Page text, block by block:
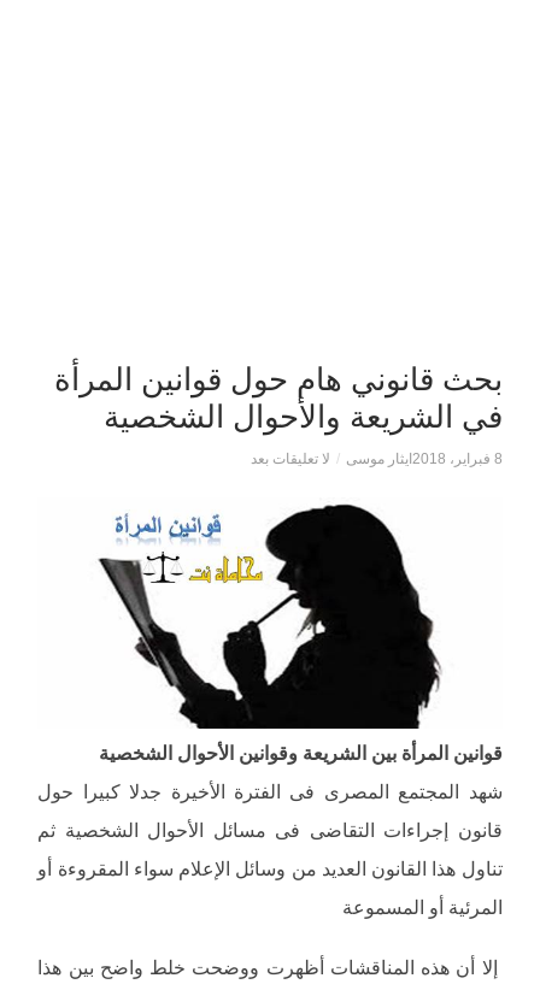
بحث قانوني هام حول قوانين المرأة
في الشريعة والأحوال الشخصية
8 فبراير، 2018 ايثار موسى / لا تعليقات بعد
قوانين المرأة بين الشريعة وقوانين الأحوال الشخصية
شهد المجتمع المصرى فى الفترة الأخيرة جدلا كبيرا حول
قانون إجراءات التقاضى فى مسائل الأحوال الشخصية ثم
تناول هذا القانون العديد من وسائل الإعلام سواء المقروءة أو
المرئية أو المسموعة
إلا أن هذه المناقشات أظهرت ووضحت خلط واضح بين هذا